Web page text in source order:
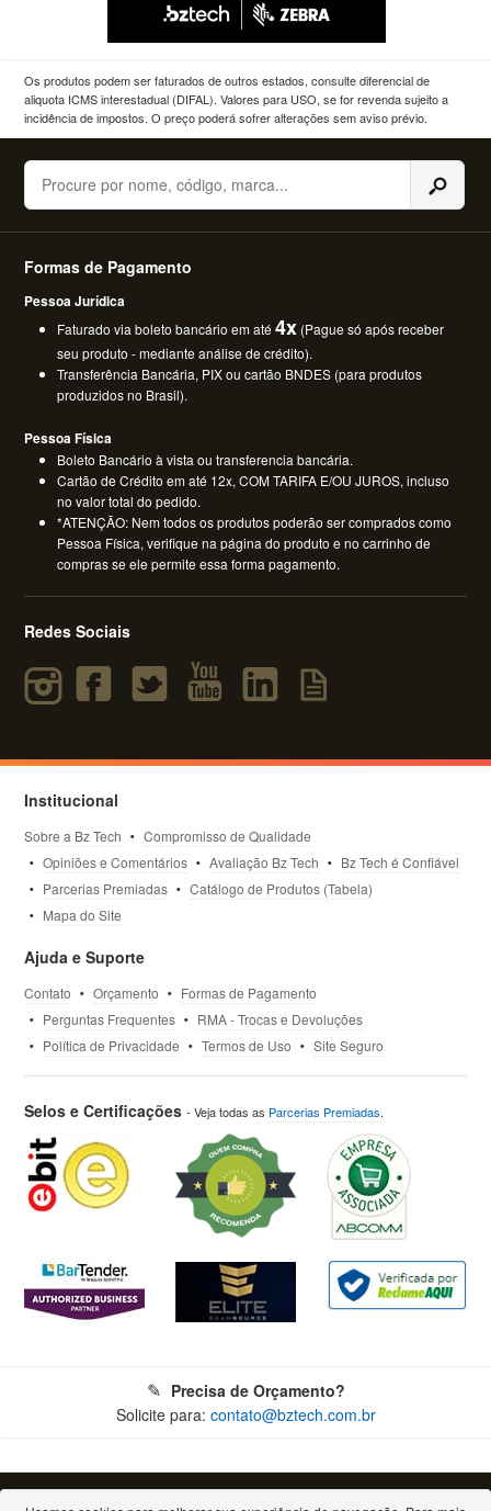
Os produtos podem ser faturados de outros estados, consulte diferencial de
aliquota ICMS interestadual (DIFAL). Valores para USO, se for revenda sujeito a
incidência de impostos. O preço poderá sofrer alterações sem aviso prévio.
Buscar
Formas de Pagamento
Pessoa Jurídica
Faturado via boleto bancário em até4x (Pague só após receber
seu produto - mediante análise de crédito).
Transferência Bancária, PIX ou cartão BNDES (para produtos
produzidos no Brasil).
Pessoa Física
Boleto Bancário à vista ou transferencia bancária.
Cartão de Crédito em até 12x, COM TARIFA E/OU JUROS, incluso
no valor total do pedido.
*ATENÇÃO: Nem todos os produtos poderão ser comprados como
Pessoa Física, verifique na página do produto e no carrinho de
compras se ele permite essa forma pagamento.
Redes Sociais
Institucional
Sobre a Bz Tech
Compromisso de Qualidade
Opiniões e Comentários
Avaliação Bz Tech
Bz Tech é Confiável
Parcerias Premiadas
Catálogo de Produtos (Tabela)
Mapa do Site
Ajuda e Suporte
Contato Orçamento
Formas de Pagamento
Perguntas Frequentes
RMA - Trocas e Devoluções
Política de Privacidade
Termos de Uso Site Seguro
Selos e Certificações- Veja todas as Parcerias Premiadas.
Precisa de Orçamento?
Solicite para: contato@bztech.com.br
© 2026 - Todos os direitos reservados. Proibida a reprodução total ou parcial.